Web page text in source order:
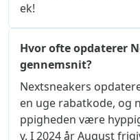
ek!
Hvor ofte opdaterer
gennemsnit?
Nextsneakers
en uge rabatkode, og
ppigheden være
v. I 2024 år August